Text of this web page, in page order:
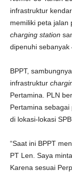
infrastruktur
memiliki peta jalan
charging station
dipenuhi sebanyak
BPPT,
infrastruktur
Pertamina. PLN
Pertamina sebagai
di lokasi-lokasi
“Saat ini BPPT
PT Len. Saya
Karena sesuai